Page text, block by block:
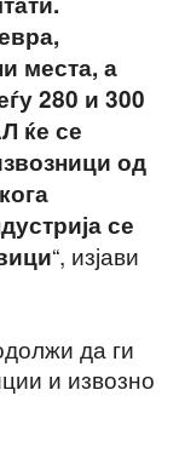
места, а
280 и 300
ќе се
од
се
“, изјави
да ги
и извозно